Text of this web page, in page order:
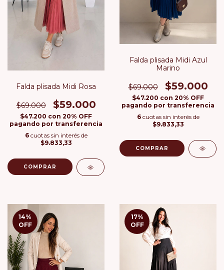
Falda plisada Midi Rosa
$69.000 $59.000
$47.200 con 20% OFF
pagando por transferencia
6 cuotas sin interés de
$9.833,33
COMPRAR
Falda plisada Midi Azul
Marino
$69.000 $59.000
$47.200 con 20% OFF
pagando por transferencia
6 cuotas sin interés de
$9.833,33
COMPRAR
14%
OFF
17%
OFF